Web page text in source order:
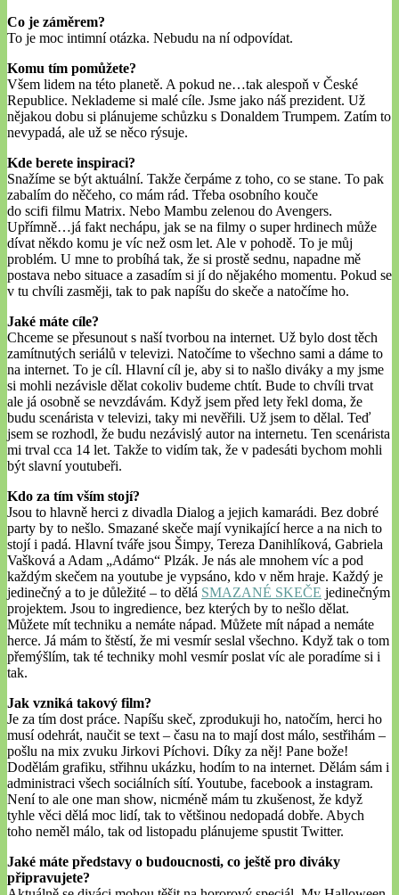
Co je záměrem?
To je moc intimní otázka. Nebudu na ní odpovídat.
Komu tím pomůžete?
Všem lidem na této planetě. A pokud ne…tak alespoň v České
Republice. Neklademe si malé cíle. Jsme jako náš prezident. Už
nějakou dobu si plánujeme schůzku s Donaldem Trumpem. Zatím to
nevypadá, ale už se něco rýsuje.
Kde berete inspiraci?
Snažíme se být aktuální. Takže čerpáme z toho, co se stane. To pak
zabalím do něčeho, co mám rád. Třeba osobního kouče
do scifi filmu Matrix. Nebo Mambu zelenou do Avengers.
Upřímně…já fakt nechápu, jak se na filmy o super hrdinech může
dívat někdo komu je víc než osm let. Ale v pohodě. To je můj
problém. U mne to probíhá tak, že si prostě sednu, napadne mě
postava nebo situace a zasadím si jí do nějakého momentu. Pokud se
v tu chvíli zasměji, tak to pak napíšu do skeče a natočíme ho.
Jaké máte cíle?
Chceme se přesunout s naší tvorbou na internet. Už bylo dost těch
zamítnutých seriálů v televizi. Natočíme to všechno sami a dáme to
na internet. To je cíl. Hlavní cíl je, aby si to našlo diváky a my jsme
si mohli nezávisle dělat cokoliv budeme chtít. Bude to chvíli trvat
ale já osobně se nevzdávám. Když jsem před lety řekl doma, že
budu scenárista v televizi, taky mi nevěřili. Už jsem to dělal. Teď
jsem se rozhodl, že budu nezávislý autor na internetu. Ten scenárista
mi trval cca 14 let. Takže to vidím tak, že v padesáti bychom mohli
být slavní youtubeři.
Kdo za tím vším stojí?
Jsou to hlavně herci z divadla Dialog a jejich kamarádi. Bez dobré
party by to nešlo. Smazané skeče mají vynikající herce a na nich to
stojí i padá. Hlavní tváře jsou Šimpy, Tereza Danihlíková, Gabriela
Vašková a Adam „Adámo“ Plzák. Je nás ale mnohem víc a pod
každým skečem na youtube je vypsáno, kdo v něm hraje. Každý je
jedinečný a to je důležité – to dělá SMAZANÉ SKEČE jedinečným
projektem. Jsou to ingredience, bez kterých by to nešlo dělat.
Můžete mít techniku a nemáte nápad. Můžete mít nápad a nemáte
herce. Já mám to štěstí, že mi vesmír seslal všechno. Když tak o tom
přemýšlím, tak té techniky mohl vesmír poslat víc ale poradíme si i
tak.
Jak vzniká takový film?
Je za tím dost práce. Napíšu skeč, zprodukuji ho, natočím, herci ho
musí odehrát, naučit se text – času na to mají dost málo, sestřihám –
pošlu na mix zvuku Jirkovi Píchovi. Díky za něj! Pane bože!
Dodělám grafiku, střihnu ukázku, hodím to na internet. Dělám sám i
administraci všech sociálních sítí. Youtube, facebook a instagram.
Není to ale one man show, nicméně mám tu zkušenost, že když
tyhle věci dělá moc lidí, tak to většinou nedopadá dobře. Abych
toho neměl málo, tak od listopadu plánujeme spustit Twitter.
Jaké máte představy o budoucnosti, co ještě pro diváky
připravujete?